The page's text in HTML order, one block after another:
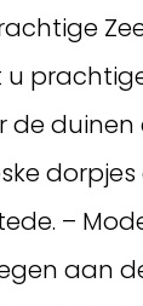
u
de duinen
dorpjes
–
aan